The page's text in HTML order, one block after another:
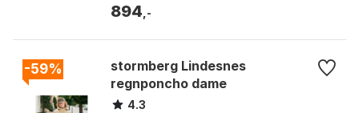
lengde glidelås med garasje. Farge: ...
894 ,-
-59%
stormberg Lindesnes
regnponcho dame
4.3